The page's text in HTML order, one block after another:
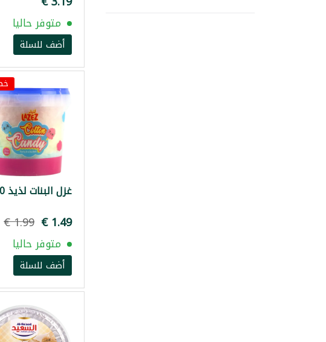
متوفر حاليا
أضف للسلة
غزل البنات لذيذ 50غ
متوفر حاليا
أضف للسلة